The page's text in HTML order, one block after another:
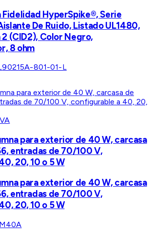
HyperSpike®, Serie
De Ruido, Listado UL1480,
2 (CID2), Color Negro,
8 ohm
90215A-801-01-L
para exterior de 40 W, carcasa
entradas de 70/100 V,
20, 10 o 5 W
para exterior de 40 W, carcasa
entradas de 70/100 V,
20, 10 o 5 W